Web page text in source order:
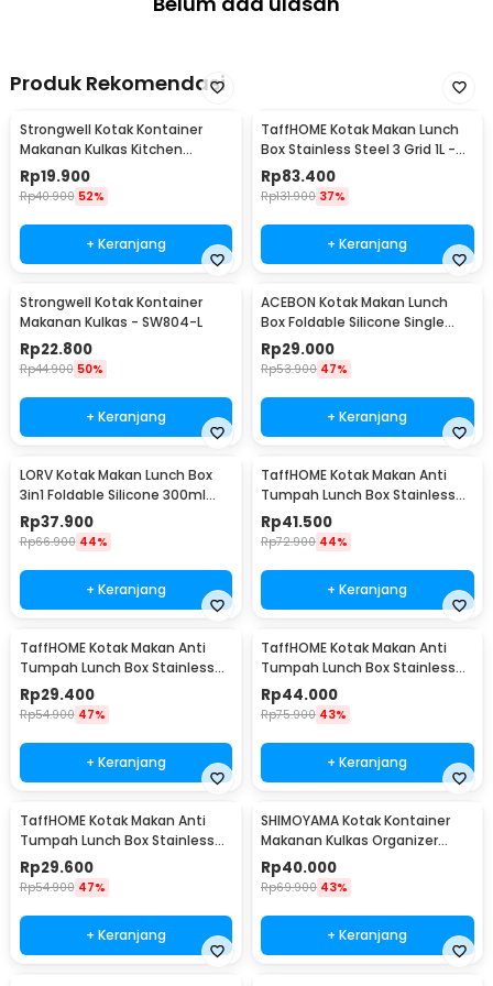
Produk Rekomendasi
Strongwell Kotak Kontainer
Makanan Kulkas Kitchen
Storage Food Box - SW804-M
Rp19.900
Rp40.900 52%
+ Keranjang
TaffHOME Kotak Makan Lunch
Box Stainless Steel 3 Grid 1L -
OU1000
Rp83.400
Rp131.900 37%
+ Keranjang
Strongwell Kotak Kontainer
Makanan Kulkas - SW804-L
Rp22.800
Rp44.900 50%
+ Keranjang
ACEBON Kotak Makan Lunch
Box Foldable Silicone Single
Layer 800ml - TN99
Rp29.000
Rp53.900 47%
+ Keranjang
LORV Kotak Makan Lunch Box
3in1 Foldable Silicone 300ml
600ml 1200ml - B1
Rp37.900
Rp66.900 44%
+ Keranjang
TaffHOME Kotak Makan Anti
Tumpah Lunch Box Stainless
Steel 304 850ml - KT046
Rp41.500
Rp72.900 44%
+ Keranjang
TaffHOME Kotak Makan Anti
Tumpah Lunch Box Stainless
Steel 304 350ml - KT046
Rp29.400
Rp54.900 47%
+ Keranjang
TaffHOME Kotak Makan Anti
Tumpah Lunch Box Stainless
Steel 304 850ml - KT273
Rp44.000
Rp75.900 43%
+ Keranjang
TaffHOME Kotak Makan Anti
Tumpah Lunch Box Stainless
Steel 304 350ml - KT273
Rp29.600
Rp54.900 47%
+ Keranjang
SHIMOYAMA Kotak Kontainer
Makanan Kulkas Organizer
Drainer with Lid 1.7L - RFS49
Rp40.000
Rp69.900 43%
+ Keranjang